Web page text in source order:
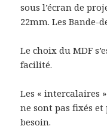
sous l’écran de
22mm. Les Bande-
Le choix du MDF
facilité.
Les « intercalaires
ne sont pas fixés
besoin.